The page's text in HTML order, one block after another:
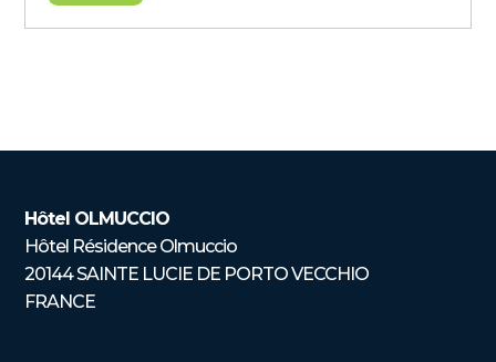
Hôtel OLMUCCIO
Hôtel Résidence Olmuccio
20144 SAINTE LUCIE DE PORTO VECCHIO
FRANCE